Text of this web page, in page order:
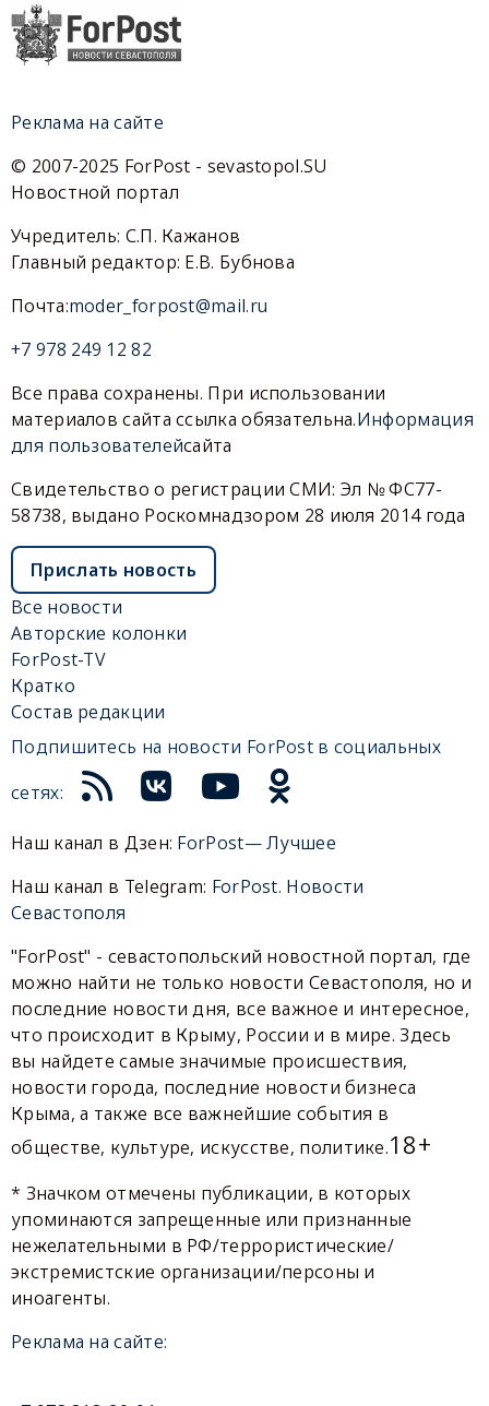
Реклама на сайте
© 2007-2025 ForPost - sevastopol.SU
Новостной портал
Учредитель: С.П. Кажанов
Главный редактор: Е.В. Бубнова
Почта:moder_forpost@mail.ru
+7 978 249 12 82
Все права сохранены. При использовании
материалов сайта ссылка обязательна.Информация
для пользователейсайта
Свидетельство о регистрации СМИ: Эл № ФС77-
58738, выдано Роскомнадзором 28 июля 2014 года
Прислать новость
Все новости
Авторские колонки
ForPost-TV
Кратко
Состав редакции
Подпишитесь на новости ForPost в социальных
сетях:
Наш канал в Дзен: ForPost— Лучшее
Наш канал в Telegram: ForPost. Новости
Севастополя
"ForPost" - севастопольский новостной портал, где
можно найти не только новости Севастополя, но и
последние новости дня, все важное и интересное,
что происходит в Крыму, России и в мире. Здесь
вы найдете самые значимые происшествия,
новости города, последние новости бизнеса
Крыма, а также все важнейшие события в
обществе, культуре, искусстве, политике.18+
* Значком отмечены публикации, в которых
упоминаются запрещенные или признанные
нежелательными в РФ/террористические/
экстремистские организации/персоны и
иноагенты.
Реклама на сайте: